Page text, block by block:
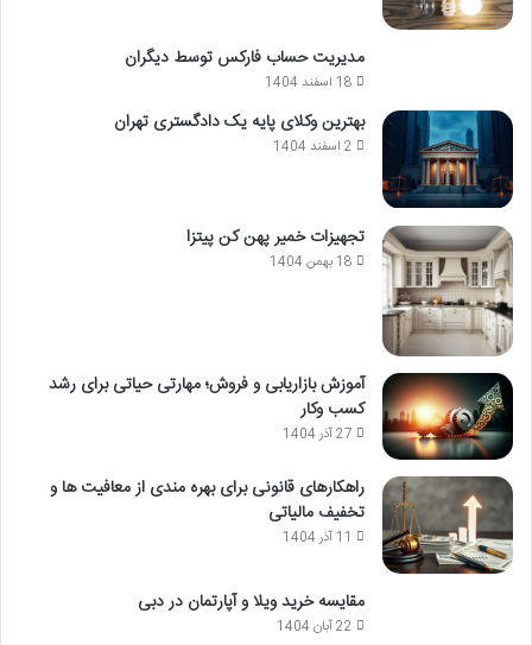
مدیریت حساب فارکس توسط دیگران
18 اسفند 1404
بهترین وکلای پایه یک دادگستری تهران
2 اسفند 1404
تجهیزات خمیر پهن کن پیتزا
18 بهمن 1404
آموزش بازاریابی و فروش؛ مهارتی حیاتی برای رشد
کسب وکار
27 آذر 1404
راهکارهای قانونی برای بهره مندی از معافیت ها و
تخفیف مالیاتی
11 آذر 1404
مقایسه خرید ویلا و آپارتمان در دبی
22 آبان 1404